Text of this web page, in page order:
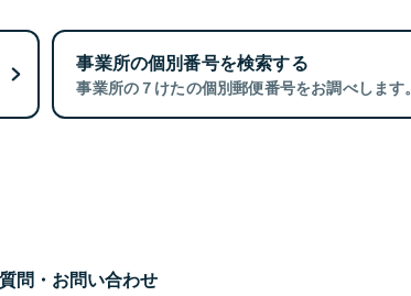
事業所の個別番号を検索する
事業所の７けたの個別郵便番号をお調べします。
問・お問い合わせ